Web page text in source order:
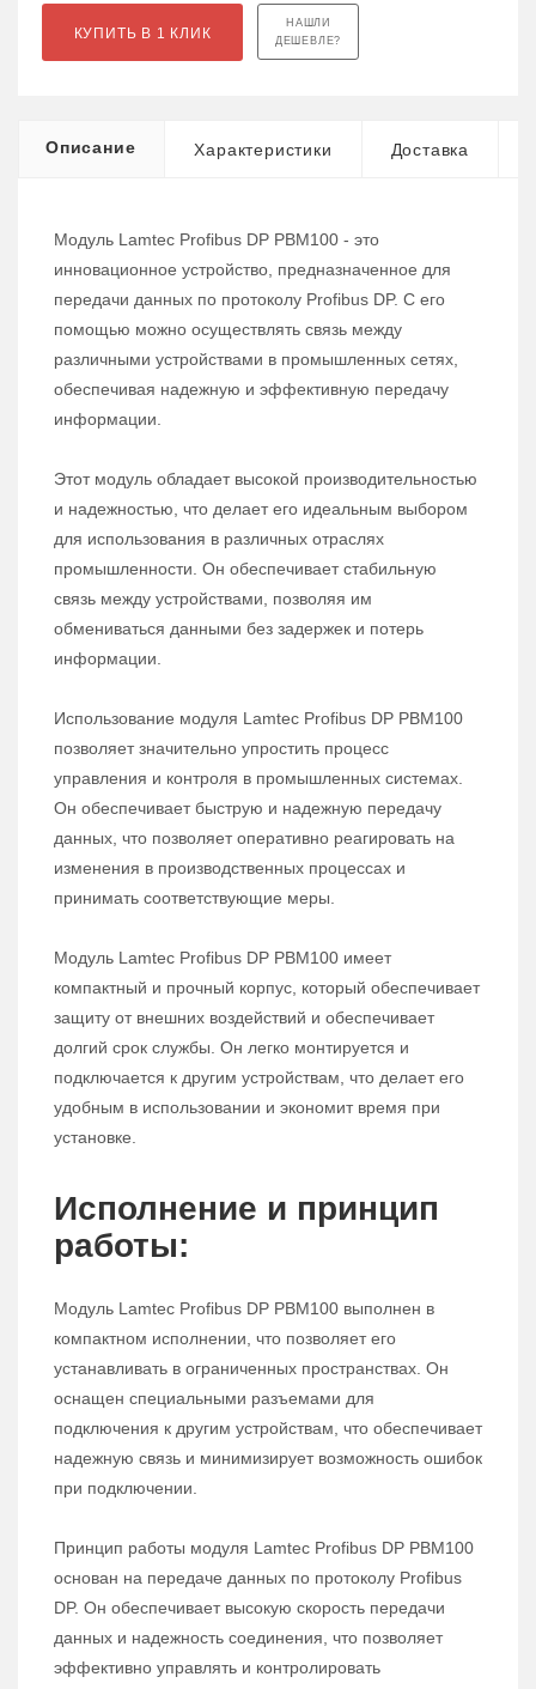
КУПИТЬ В 1 КЛИК
НАШЛИ
ДЕШЕВЛЕ?
Описание Характеристики Доставка
Модуль Lamtec Profibus DP PBM100 - это
инновационное устройство, предназначенное для
передачи данных по протоколу Profibus DP. С его
помощью можно осуществлять связь между
различными устройствами в промышленных сетях,
обеспечивая надежную и эффективную передачу
информации.
Этот модуль обладает высокой производительностью
и надежностью, что делает его идеальным выбором
для использования в различных отраслях
промышленности. Он обеспечивает стабильную
связь между устройствами, позволяя им
обмениваться данными без задержек и потерь
информации.
Использование модуля Lamtec Profibus DP PBM100
позволяет значительно упростить процесс
управления и контроля в промышленных системах.
Он обеспечивает быструю и надежную передачу
данных, что позволяет оперативно реагировать на
изменения в производственных процессах и
принимать соответствующие меры.
Модуль Lamtec Profibus DP PBM100 имеет
компактный и прочный корпус, который обеспечивает
защиту от внешних воздействий и обеспечивает
долгий срок службы. Он легко монтируется и
подключается к другим устройствам, что делает его
удобным в использовании и экономит время при
установке.
Исполнение и принцип
работы:
Модуль Lamtec Profibus DP PBM100 выполнен в
компактном исполнении, что позволяет его
устанавливать в ограниченных пространствах. Он
оснащен специальными разъемами для
подключения к другим устройствам, что обеспечивает
надежную связь и минимизирует возможность ошибок
при подключении.
Принцип работы модуля Lamtec Profibus DP PBM100
основан на передаче данных по протоколу Profibus
DP. Он обеспечивает высокую скорость передачи
данных и надежность соединения, что позволяет
эффективно управлять и контролировать